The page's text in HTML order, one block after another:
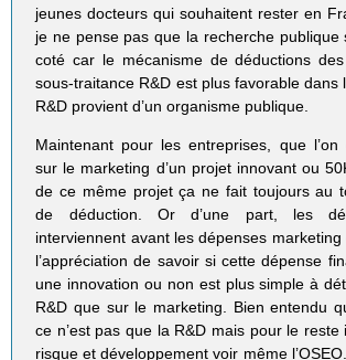
jeunes docteurs qui souhaitent rester en
je ne pense pas que la recherche publique
coté car le mécanisme de déductions
sous-traitance R&D est plus favorable dans
R&D provient d’un organisme publique.
Maintenant pour les entreprises, que l’on
sur le marketing d’un projet innovant ou
de ce même projet ça ne fait toujours au
de déduction. Or d’une part, les
interviennent avant les dépenses marketing
l’appréciation de savoir si cette dépense
une innovation ou non est plus simple à
R&D que sur le marketing. Bien entendu
ce n’est pas que la R&D mais pour le
risque et développement voir même